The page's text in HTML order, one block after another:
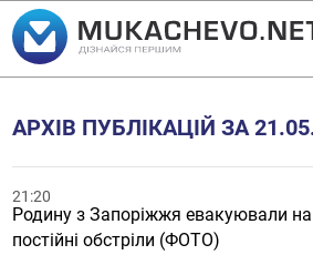
АРХІВ ПУБЛІКАЦІЙ ЗА
21:20
Родину з Запоріжжя евакуювали
постійні обстріли (ФОТО)